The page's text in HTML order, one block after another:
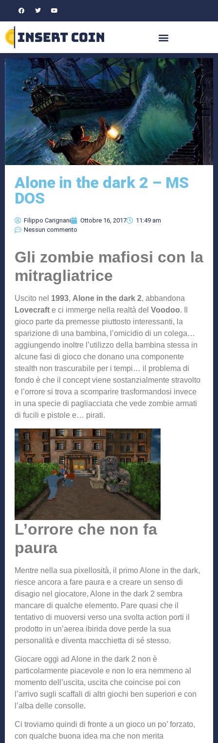
Alone in the dark 2 – MS
DOS
Filippo Carignani Ottobre 16, 2017
11:49 am
Nessun commento
Gli zombie mafiosi con la
mitragliatrice
Uscito nel 1993, Alone in the dark 2, abbandona
Lovecraft e ci immerge nella realtà del Voodoo. Il
gioco parte da premesse piuttosto interessanti, la
sparizione di una bambina, l’omicidio di un colega…
aggiungendo inoltre l’utilizzo della bambina stessa in
alcune fasi di gioco che donano una componente
stealth non trascurabile per i tempi… il problema di
fondo è che il concept viene sostanzialmente stravolto
e l’orrore si trova a scomparire trasformandosi invece
in una specie di pagliacciata che vede zombie armati
di fucili e pistole e… pirati.
L’orrore che non fa
paura
Mentre nella sua pixellosità, il primo Alone in the dark,
riesce ancora a fare paura e a creare un senso di
disagio nel giocatore, Alone in the dark 2 sembra
mancare di qualche elemento. Pare quasi che il
tentativo di muoversi verso una svolta action porti il
prodotto in un’aerea ibirida dove perde la sua
personalità e diventa macchietta di sé stesso.
Giocare oggi ad Alone in the dark 2 non è
particolarmente piacevole e non lo era nemmeno al
momento dell’uscita, uscita che coincise poi con
l’arrivo sugli scaffali di altri giochi ben superiori e con
l’alba delle consolle.
Ci troviamo quindi di fronte a un gioco un po’ forzato,
con qualche buona idea ma che non merita